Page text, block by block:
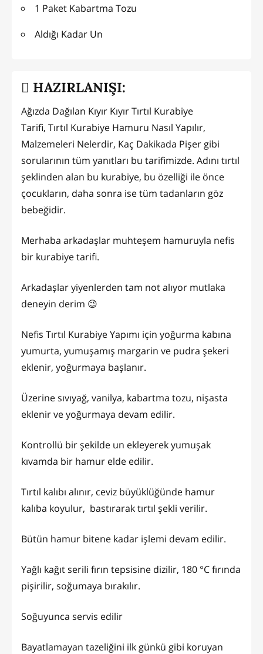
1 Paket Kabartma Tozu
Aldığı Kadar Un
HAZIRLANIŞI:
Ağızda Dağılan Kıyır Kıyır Tırtıl Kurabiye
Tarifi, Tırtıl Kurabiye Hamuru Nasıl Yapılır,
Malzemeleri Nelerdir, Kaç Dakikada Pişer gibi
sorularının tüm yanıtları bu tarifimizde. Adını tırtıl
şeklinden alan bu kurabiye, bu özelliği ile önce
çocukların, daha sonra ise tüm tadanların göz
bebeğidir.
Merhaba arkadaşlar muhteşem hamuruyla nefis
bir kurabiye tarifi.
Arkadaşlar yiyenlerden tam not alıyor mutlaka
deneyin derim 😉
Nefis Tırtıl Kurabiye Yapımı için yoğurma kabına
yumurta, yumuşamış margarin ve pudra şekeri
eklenir, yoğurmaya başlanır.
Üzerine sıvıyağ, vanilya, kabartma tozu, nişasta
eklenir ve yoğurmaya devam edilir.
Kontrollü bir şekilde un ekleyerek yumuşak
kıvamda bir hamur elde edilir.
Tırtıl kalıbı alınır, ceviz büyüklüğünde hamur
kalıba koyulur, bastırarak tırtıl şekli verilir.
Bütün hamur bitene kadar işlemi devam edilir.
Yağlı kağıt serili fırın tepsisine dizilir, 180 °C fırında
pişirilir, soğumaya bırakılır.
Soğuyunca servis edilir
Bayatlamayan tazeliğini ilk günkü gibi koruyan